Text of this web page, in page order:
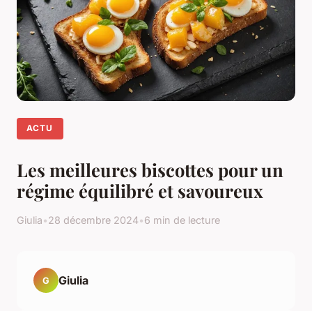
ACTU
Les meilleures biscottes pour un
régime équilibré et savoureux
Giulia•28 décembre 2024•6 min de lecture
G Giulia